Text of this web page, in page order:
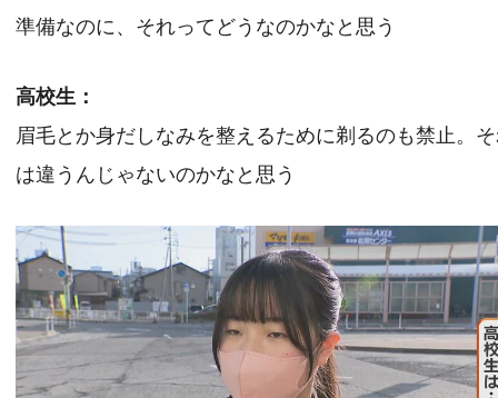
準備なのに、それってどうなのかなと思う
高校生：
眉毛とか身だしなみを整えるために剃るのも禁止。
は違うんじゃないのかなと思う